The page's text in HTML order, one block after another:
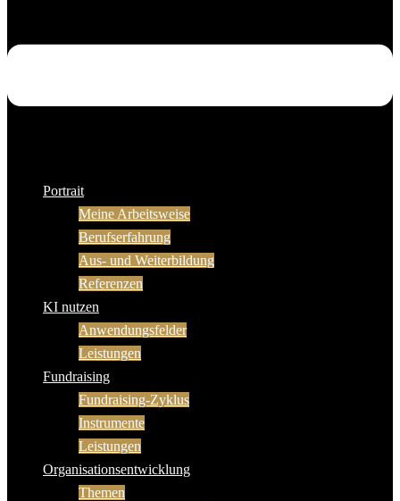
Portrait
Meine Arbeitsweise
Berufserfahrung
Aus- und Weiterbildung
Referenzen
KI nutzen
Anwendungsfelder
Leistungen
Fundraising
Fundraising-Zyklus
Instrumente
Leistungen
Organisationsentwicklung
Themen